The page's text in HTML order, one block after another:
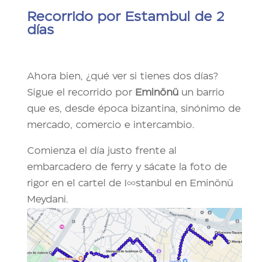
Recorrido por Estambul de 2
días
Ahora bien, ¿qué ver si tienes dos días?
Sigue el recorrido porEminönüun barrio
que es, desde época bizantina, sinónimo de
mercado, comercio e intercambio.
Comienza el día justo frente al
embarcadero de ferry y sácate la foto de
rigor en el cartel de I∞stanbul en Eminönü
Meydani.